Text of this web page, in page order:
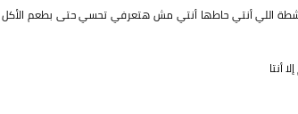
اللي أنتي حاطها أنتي مش هتعرفي تحسي حتى بطعم
أنتا